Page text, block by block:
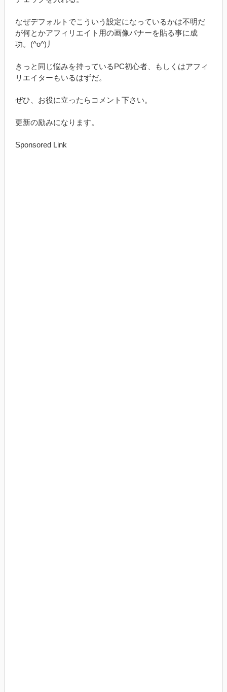
なぜデフォルトでこういう設定になっているかは不明だ
が何とかアフィリエイト用の画像バナーを貼る事に成
功。(^o^)丿
きっと同じ悩みを持っているPC初心者、もしくはアフィ
リエイターもいるはずだ。
ぜひ、お役に立ったらコメント下さい。
更新の励みになります。
Sponsored Link